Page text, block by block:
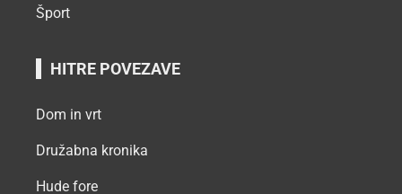
Šport
HITRE POVEZAVE
Dom in vrt
Družabna kronika
Hude fore